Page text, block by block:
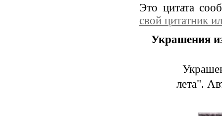
Это цитата
свой цитатник
Украшения
лета".